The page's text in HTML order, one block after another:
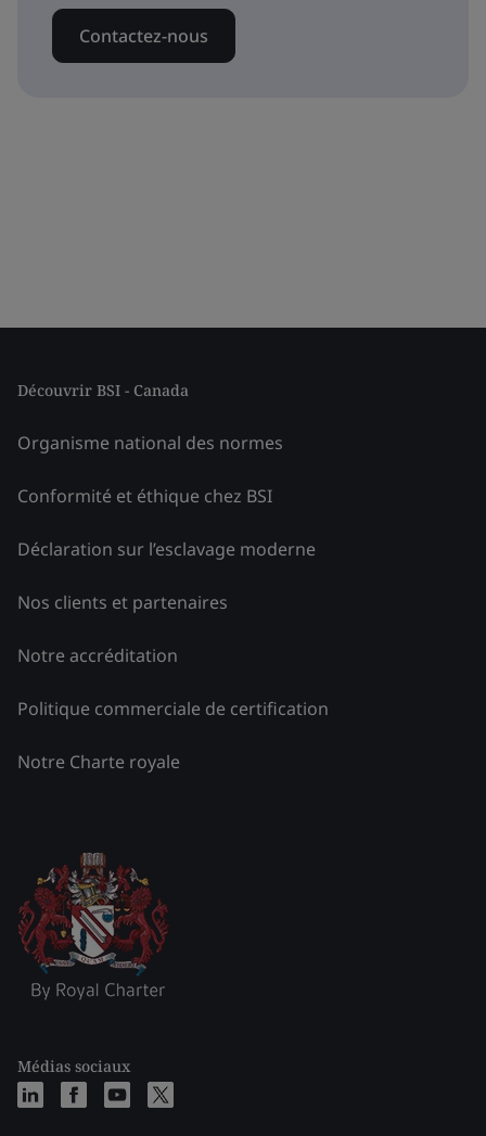
Contactez-nous
Découvrir BSI - Canada
Organisme national des normes
Conformité et éthique chez BSI
Déclaration sur l’esclavage moderne
Nos clients et partenaires
Notre accréditation
Politique commerciale de certification
Notre Charte royale
Médias sociaux